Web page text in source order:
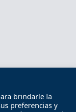
brindarle la
preferencias y